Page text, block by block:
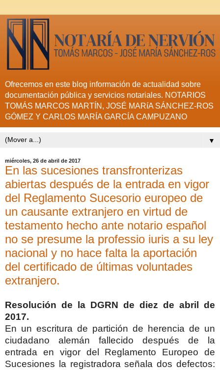
Ofrecemos en este blog información de actualidad sobre
documentación pública y servicios notariales. NOTARIOS
TOMÁS MARCOS MARTÍN, JOSÉ MARíA SÁNCHEZ-ROS
GÓMEZ Y CARLOS MARÍA GARCÍA CAMPUZANO
▼
miércoles, 26 de abril de 2017
En las sucesiones transfronterizas
abiertas después de la entrada en vigor
del Reglamento Sucesorio europeo de
un causante extranjero en virtud de
testamento hecho ante notario español
no se presume la professio iuris a su ley
nacional y no hace falta la aportación
del certificado de últimas voluntades
extranjero.
Resolución de la DGRN de diez de abril de
2017.
En un escritura de partición de herencia de un
ciudadano alemán fallecido después de la
entrada en vigor del Reglamento Europeo de
Sucesiones la registradora señala dos defectos: